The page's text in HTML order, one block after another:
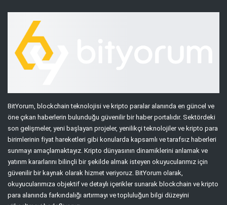
BitYorum, blockchain teknolojisi ve kripto paralar alanında en güncel ve
öne çıkan haberlerin bulunduğu güvenilir bir haber portalıdır. Sektördeki
son gelişmeler, yeni başlayan projeler, yenilikçi teknolojiler ve kripto para
birimlerinin fiyat hareketleri gibi konularda kapsamlı ve tarafsız haberleri
sunmayı amaçlamaktayız. Kripto dünyasının dinamiklerini anlamak ve
yatırım kararlarını bilinçli bir şekilde almak isteyen okuyucularımız için
güvenilir bir kaynak olarak hizmet veriyoruz. BitYorum olarak,
okuyucularımıza objektif ve detaylı içerikler sunarak blockchain ve kripto
para alanında farkındalığı artırmayı ve topluluğun bilgi düzeyini